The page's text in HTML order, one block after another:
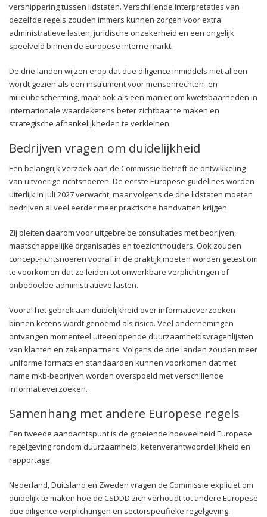
versnippering tussen lidstaten. Verschillende interpretaties van
dezelfde regels zouden immers kunnen zorgen voor extra
administratieve lasten, juridische onzekerheid en een ongelijk
speelveld binnen de Europese interne markt.
De drie landen wijzen erop dat due diligence inmiddels niet alleen
wordt gezien als een instrument voor mensenrechten- en
milieubescherming, maar ook als een manier om kwetsbaarheden in
internationale waardeketens beter zichtbaar te maken en
strategische afhankelijkheden te verkleinen.
Bedrijven vragen om duidelijkheid
Een belangrijk verzoek aan de Commissie betreft de ontwikkeling
van uitvoerige richtsnoeren. De eerste Europese guidelines worden
uiterlijk in juli 2027 verwacht, maar volgens de drie lidstaten moeten
bedrijven al veel eerder meer praktische handvatten krijgen.
Zij pleiten daarom voor uitgebreide consultaties met bedrijven,
maatschappelijke organisaties en toezichthouders. Ook zouden
concept-richtsnoeren vooraf in de praktijk moeten worden getest om
te voorkomen dat ze leiden tot onwerkbare verplichtingen of
onbedoelde administratieve lasten.
Vooral het gebrek aan duidelijkheid over informatieverzoeken
binnen ketens wordt genoemd als risico. Veel ondernemingen
ontvangen momenteel uiteenlopende duurzaamheidsvragenlijsten
van klanten en zakenpartners. Volgens de drie landen zouden meer
uniforme formats en standaarden kunnen voorkomen dat met
name mkb-bedrijven worden overspoeld met verschillende
informatieverzoeken.
Samenhang met andere Europese regels
Een tweede aandachtspunt is de groeiende hoeveelheid Europese
regelgeving rondom duurzaamheid, ketenverantwoordelijkheid en
rapportage.
Nederland, Duitsland en Zweden vragen de Commissie expliciet om
duidelijk te maken hoe de CSDDD zich verhoudt tot andere Europese
due diligence-verplichtingen en sectorspecifieke regelgeving.